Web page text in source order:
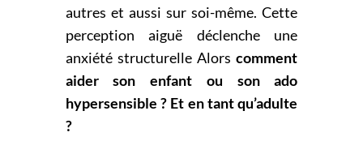
autres et aussi sur soi-même. Cette
perception aiguë déclenche une
anxiété structurelleAlorscomment
aider son enfant ou son ado
hypersensible ? Et en tant qu’adulte
?